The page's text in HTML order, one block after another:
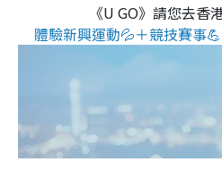
《U GO》請您去香
體驗新興運動💦＋競技賽事